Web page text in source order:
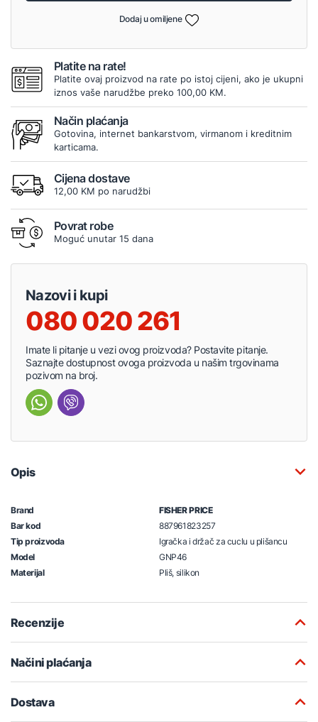
Dodaj u omiljene
Platite na rate!
Platite ovaj proizvod na rate po istoj cijeni, ako je ukupni
iznos vaše narudžbe preko 100,00 KM.
Način plaćanja
Gotovina, internet bankarstvom, virmanom i kreditnim
karticama.
Cijena dostave
12,00 KM po narudžbi
Povrat robe
Moguć unutar 15 dana
Nazovi i kupi
080 020 261
Imate li pitanje u vezi ovog proizvoda? Postavite pitanje.
Saznajte dostupnost ovoga proizvoda u našim trgovinama
pozivom na broj.
Opis
Brand
FISHER PRICE
Bar kod
887961823257
Tip proizvoda
Igračka i držač za cuclu u plišancu
Model
GNP46
Materijal
Pliš, silikon
Recenzije
Načini plaćanja
Dostava